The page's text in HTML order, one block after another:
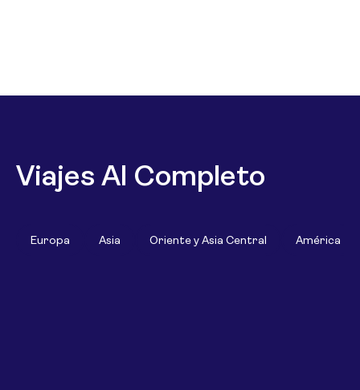
Viajes Al Completo
Europa Asia Oriente y Asia Central América